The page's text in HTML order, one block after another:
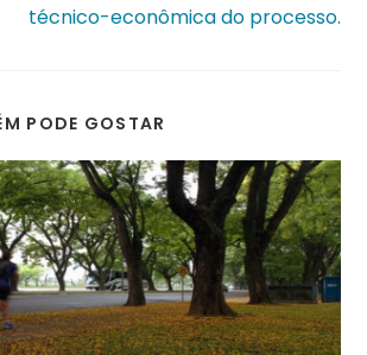
técnico-econômica do processo.
PODE GOSTAR